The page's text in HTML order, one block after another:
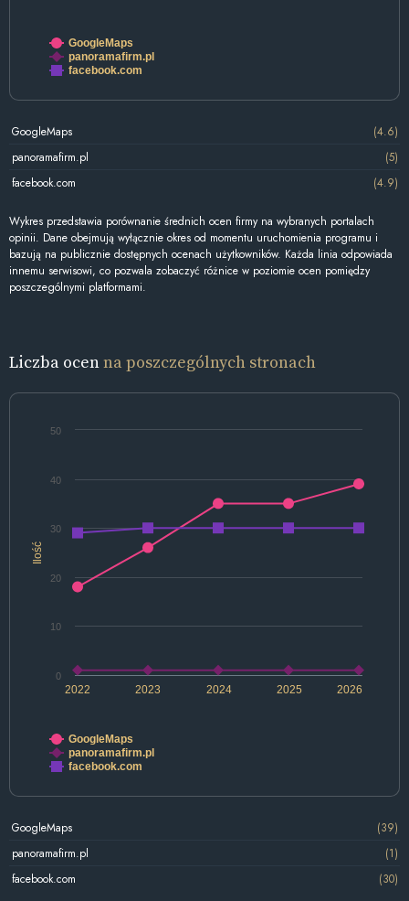
GoogleMaps
panoramafirm.pl
facebook.com
GoogleMaps
(4.6)
panoramafirm.pl
(5)
facebook.com
(4.9)
Wykres przedstawia porównanie średnich ocen firmy na wybranych portalach
opinii. Dane obejmują wyłącznie okres od momentu uruchomienia programu i
bazują na publicznie dostępnych ocenach użytkowników. Każda linia odpowiada
innemu serwisowi, co pozwala zobaczyć różnice w poziomie ocen pomiędzy
poszczególnymi platformami.
Liczba ocenna poszczególnych stronach
Ilość
2022 2024 2026
2023 2025
0
10
20
30
40
50
GoogleMaps
panoramafirm.pl
facebook.com
GoogleMaps
(39)
panoramafirm.pl
(1)
facebook.com
(30)